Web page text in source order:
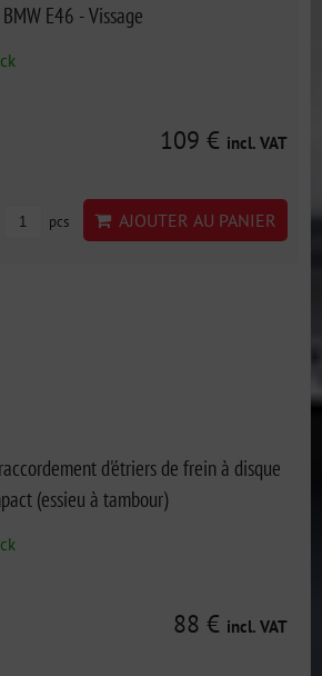
E46 - Vissage
109 € incl. VAT
pcs AJOUTER AU PANIER
d'étriers de frein à disque
(essieu à tambour)
88 € incl. VAT